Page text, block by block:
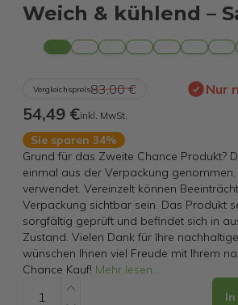
Weich & kühlend –
Vergleichspreis83,00 € Nur
54,49 €inkl. MwSt.
Sie sparen 34%
Grund für das Zweite Chance Produkt?
einmal aus der Verpackung
verwendet. Vereinzelt können
Verpackung sichtbar sein. Das Produkt
sorgfältig geprüft und befindet sich in
Zustand. Vielen Dank für Ihre
wünschen Ihnen viel Freude mit Ihrem
Chance Kauf! Mehr lesen...